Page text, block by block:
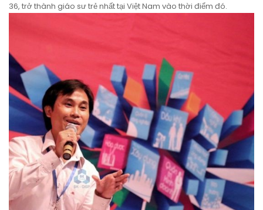
36, trở thành giáo sư trẻ nhất tại Việt Nam vào thời điểm đó.